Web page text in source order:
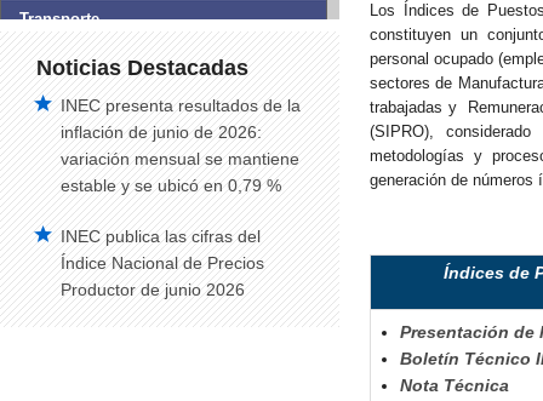
Transporte
Estadísticas de Transporte
Vehículos Matriculados
Siniestros de Tránsito
Siniestros de tránsito trimestral
Vehículos Matriculados – Serie Histórica
2008-2014
Construcción
Noticias Destacadas
INEC presenta resultados de la
inflación de junio de 2026:
variación mensual se mantiene
estable y se ubicó en 0,79 %
INEC publica las cifras del
Índice Nacional de Precios
Productor de junio 2026
Los Índices de
constituyen un
personal ocupado
sectores de
trabajadas y
(SIPRO),
metodologías y
generación de números
Índices de
Presentación de
Boletín Técnico
Nota Técnica